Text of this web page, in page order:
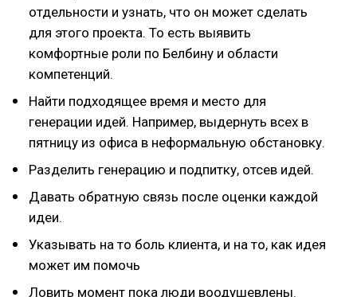
отдельности и узнать, что он может сделать
для этого проекта. То есть выявить
комфортные роли по Белбину и области
компетенций.
Найти подходящее время и место для
генерации идей. Например, выдернуть всех в
пятницу из офиса в неформальную обстановку.
Разделить генерацию и подпитку, отсев идей.
Давать обратную связь после оценки каждой
идеи.
Указывать на то боль клиента, и на то, как идея
может им помочь
Ловить момент пока люди воодушевлены.